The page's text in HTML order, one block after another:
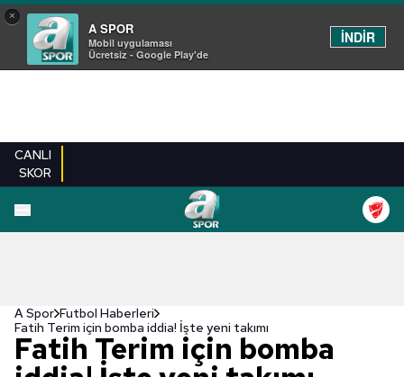
×
A SPOR
Mobil uygulaması
Ücretsiz - Google Play'de
İNDİR
CANLI
SKOR
A Spor Futbol Haberleri
Fatih Terim için bomba iddia! İşte yeni takımı
Fatih Terim için bomba